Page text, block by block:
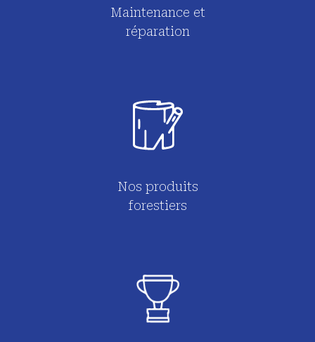
Maintenance et
réparation
Nos produits
forestiers